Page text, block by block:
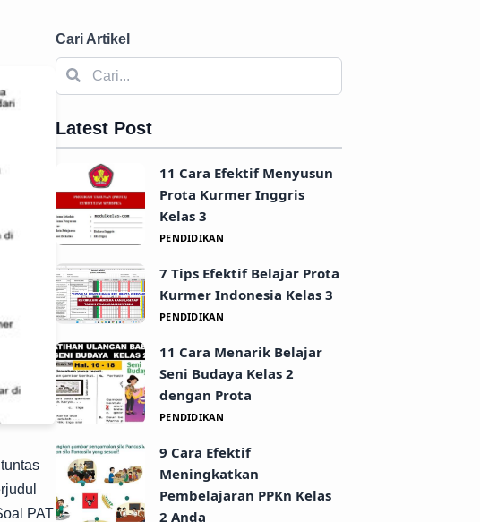
PAT
Cari Artikel
Latest Post
11 Cara Efektif Menyusun
Prota Kurmer Inggris
Kelas 3
PENDIDIKAN
7 Tips Efektif Belajar Prota
Kurmer Indonesia Kelas 3
PENDIDIKAN
11 Cara Menarik Belajar
Seni Budaya Kelas 2
dengan Prota
PENDIDIKAN
9 Cara Efektif
Meningkatkan
Pembelajaran PPKn Kelas
2 Anda